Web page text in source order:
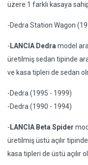
üzere 1 farklı kasaya
-Dedra Station Wagon
- LANCIA Dedra model
üretilmiş sedan tipinde
ve kasa tipleri de sedan
-Dedra (1995 - 1999)
-Dedra (1990 - 1994)
- LANCIA Beta Spider
üretilmiş üstü açılır
kasa tipleri de üstü açılır